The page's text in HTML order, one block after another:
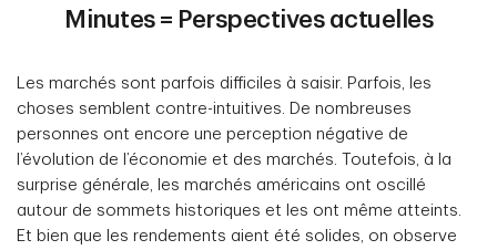
Minutes = Perspectives actuelles
Les marchés sont parfois difficiles à saisir. Parfois, les
choses semblent contre-intuitives. De nombreuses
personnes ont encore une perception négative de
l’évolution de l’économie et des marchés. Toutefois, à la
surprise générale, les marchés américains ont oscillé
autour de sommets historiques et les ont même atteints.
Et bien que les rendements aient été solides, on observe